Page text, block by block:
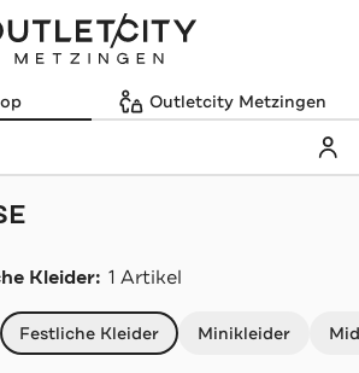
Outletcity Metzingen
Kleider: 1 Artikel
Festliche Kleider Minikleider